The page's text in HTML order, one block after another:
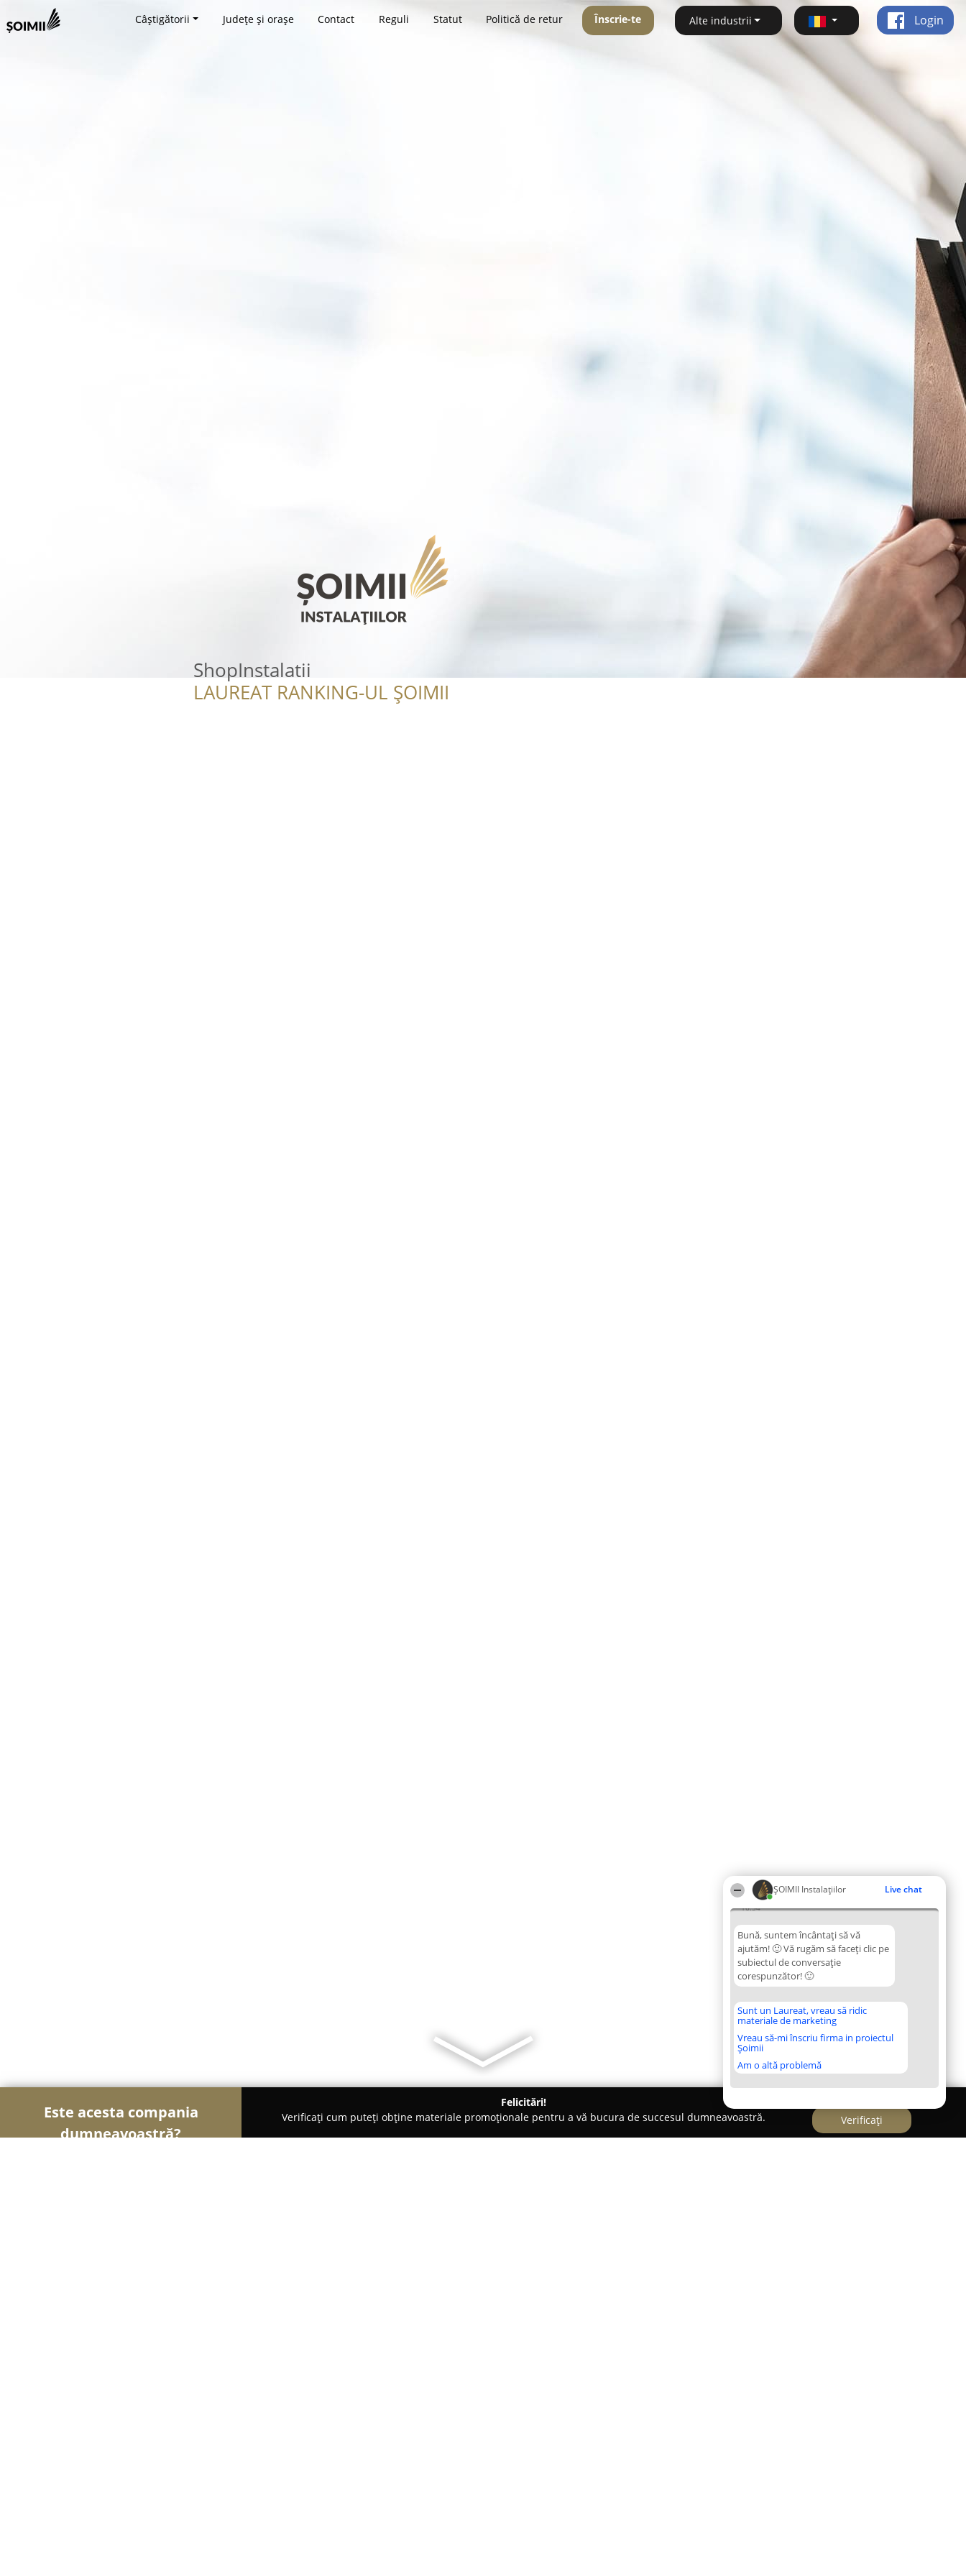
ŞOIMII Instalaţiilor Live chat
16:54
Bună, suntem încântați să vă
ajutăm! 🙂 Vă rugăm să faceți clic pe
subiectul de conversație
corespunzător! 🙂
Sunt un Laureat, vreau să ridic
materiale de marketing
Vreau să-mi înscriu firma in proiectul
Șoimii
Am o altă problemă
Câștigătorii Județe și orașe Contact Reguli Statut Politică de retur Înscrie-te Alte industrii Login
ShopInstalatii
LAUREAT RANKING-UL ȘOIMII
Este acesta compania
dumneavoastră?
Felicitări!
Verificați cum puteți obține materiale promoționale pentru a vă bucura de succesul dumneavoastră.
Verificați